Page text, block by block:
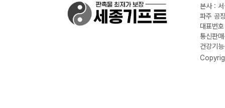
본사 :
파주 공
대표번
통신판
건강기